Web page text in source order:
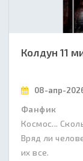
Колдун 11
08-апр-
Фанфик
Космос...
Вряд ли
их все.